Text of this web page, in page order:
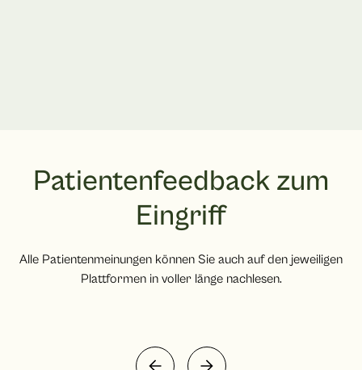
Patientenfeedback zum
Eingriff
Alle Patientenmeinungen können Sie auch auf den jeweiligen
Plattformen in voller länge nachlesen.